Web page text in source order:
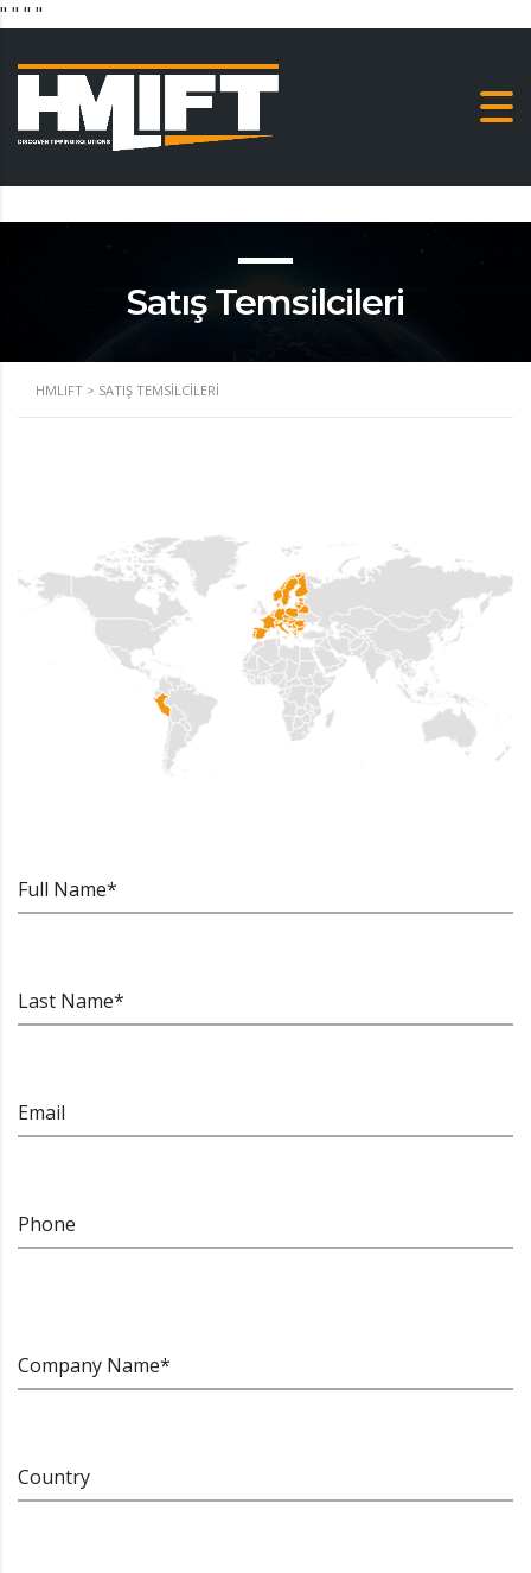
" " " "
Satış Temsilcileri
HMLIFT > SATIŞ TEMSILCILERI
Full Name*
Last Name*
Email
Phone
Company Name*
Country